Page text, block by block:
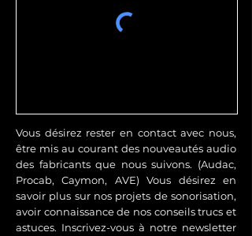
Vous désirez rester en contact avec nous,
être mis au courant des nouveautés audio
des fabricants que nous suivons. (Audac,
Procab, Caymon, AVE) Vous désirez en
savoir plus sur nos projets de sonorisation,
avoir connaissance de nos conseils trucs et
astuces. Inscrivez-vous à notre newsletter